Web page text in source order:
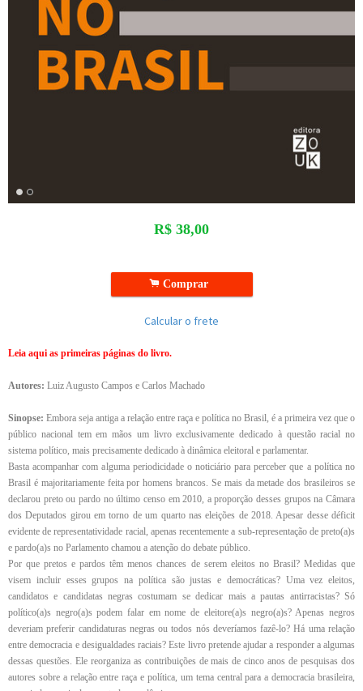
R$ 38,00
.Comprar
Calcular o frete
Leia aqui as primeiras páginas do livro.
Autores: Luiz Augusto Campos e Carlos Machado
Sinopse: Embora seja antiga a relação entre raça e política no Brasil, é a primeira vez que o
público nacional tem em mãos um livro exclusivamente dedicado à questão racial no
sistema político, mais precisamente dedicado à dinâmica eleitoral e parlamentar.
Basta acompanhar com alguma periodicidade o noticiário para perceber que a política no
Brasil é majoritariamente feita por homens brancos. Se mais da metade dos brasileiros se
declarou preto ou pardo no último censo em 2010, a proporção desses grupos na Câmara
dos Deputados girou em torno de um quarto nas eleições de 2018. Apesar desse déficit
evidente de representatividade racial, apenas recentemente a sub-representação de preto(a)s
e pardo(a)s no Parlamento chamou a atenção do debate público.
Por que pretos e pardos têm menos chances de serem eleitos no Brasil? Medidas que
visem incluir esses grupos na política são justas e democráticas? Uma vez eleitos,
candidatos e candidatas negras costumam se dedicar mais a pautas antirracistas? Só
político(a)s negro(a)s podem falar em nome de eleitore(a)s negro(a)s? Apenas negros
deveriam preferir candidaturas negras ou todos nós deveríamos fazê-lo? Há uma relação
entre democracia e desigualdades raciais? Este livro pretende ajudar a responder a algumas
dessas questões. Ele reorganiza as contribuições de mais de cinco anos de pesquisas dos
autores sobre a relação entre raça e política, um tema central para a democracia brasileira,